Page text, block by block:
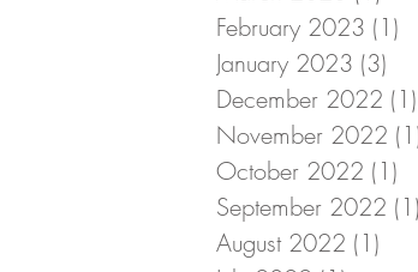
February 2023 (1)
January 2023 (3)
December 2022 (1)
November 2022
October 2022 (1)
September 2022 (1)
August 2022 (1)